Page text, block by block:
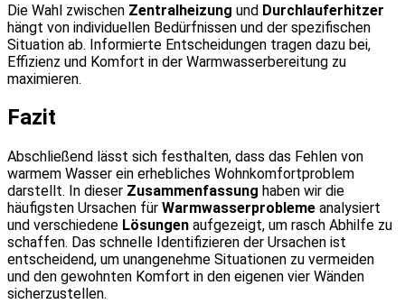
Die Wahl zwischen Zentralheizung und Durchlauferhitzer
hängt von individuellen Bedürfnissen und der spezifischen
Situation ab. Informierte Entscheidungen tragen dazu bei,
Effizienz und Komfort in der Warmwasserbereitung zu
maximieren.
Fazit
Abschließend lässt sich festhalten, dass das Fehlen von
warmem Wasser ein erhebliches Wohnkomfortproblem
darstellt. In dieser Zusammenfassung haben wir die
häufigsten Ursachen für Warmwasserprobleme analysiert
und verschiedene Lösungen aufgezeigt, um rasch Abhilfe zu
schaffen. Das schnelle Identifizieren der Ursachen ist
entscheidend, um unangenehme Situationen zu vermeiden
und den gewohnten Komfort in den eigenen vier Wänden
sicherzustellen.